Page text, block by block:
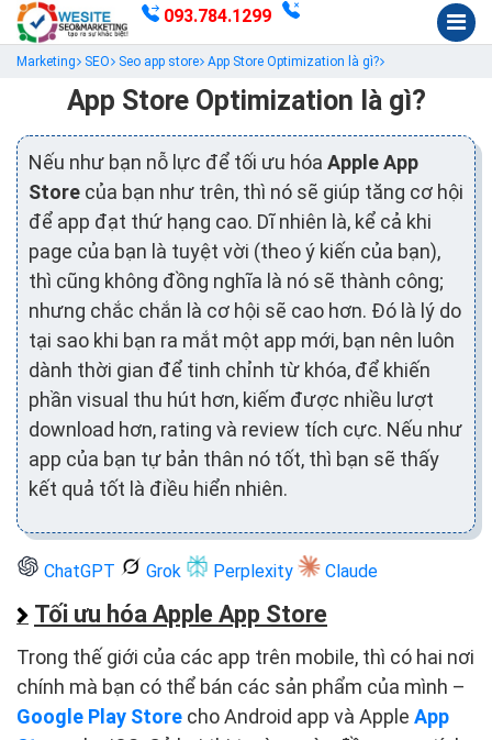
093.784.1299
Marketing SEO Seo app store App Store Optimization là gì?
App Store Optimization là gì?
Nếu như bạn nỗ lực để tối ưu hóa Apple App
Store của bạn như trên, thì nó sẽ giúp tăng cơ hội
để app đạt thứ hạng cao. Dĩ nhiên là, kể cả khi
page của bạn là tuyệt vời (theo ý kiến của bạn),
thì cũng không đồng nghĩa là nó sẽ thành công;
nhưng chắc chắn là cơ hội sẽ cao hơn. Đó là lý do
tại sao khi bạn ra mắt một app mới, bạn nên luôn
dành thời gian để tinh chỉnh từ khóa, để khiến
phần visual thu hút hơn, kiếm được nhiều lượt
download hơn, rating và review tích cực. Nếu như
app của bạn tự bản thân nó tốt, thì bạn sẽ thấy
kết quả tốt là điều hiển nhiên.
ChatGPT Grok Perplexity Claude
Tối ưu hóa Apple App Store
Trong thế giới của các app trên mobile, thì có hai nơi
chính mà bạn có thể bán các sản phẩm của mình –
Google Play Store cho Android app và Apple App